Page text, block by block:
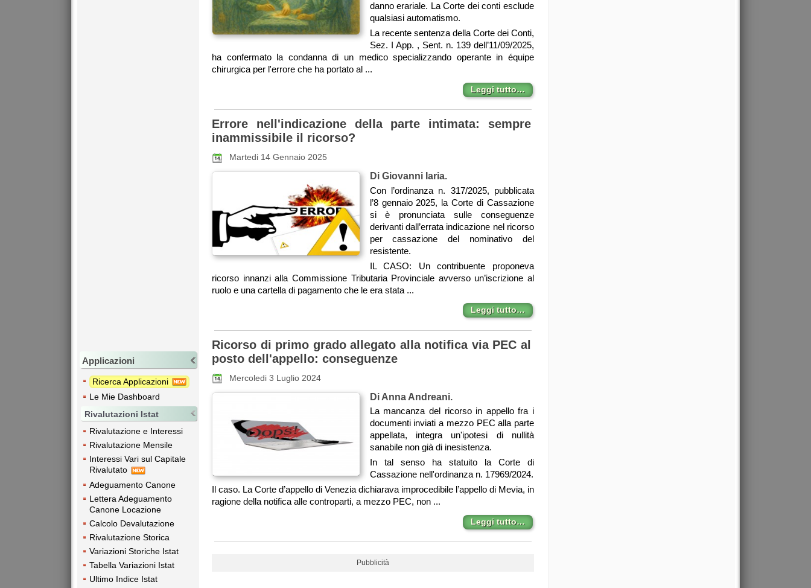
Applicazioni
Ricerca Applicazioni
Le Mie Dashboard
Rivalutazioni Istat
Rivalutazione e Interessi
Rivalutazione Mensile
Interessi Vari sul Capitale
Rivalutato
Adeguamento Canone
Lettera Adeguamento
Canone Locazione
Calcolo Devalutazione
Rivalutazione Storica
Variazioni Storiche Istat
Tabella Variazioni Istat
Ultimo Indice Istat
danno erariale. La Corte dei conti esclude
qualsiasi automatismo.
La recente sentenza della Corte dei Conti,
Sez. I App. , Sent. n. 139 dell’11/09/2025,
ha confermato la condanna di un medico specializzando operante in équipe
chirurgica per l'errore che ha portato al ...
Leggi tutto…
Errore nell'indicazione della parte intimata: sempre
inammissibile il ricorso?
Martedi 14 Gennaio 2025
Di Giovanni Iaria.
Con l’ordinanza n. 317/2025, pubblicata
l’8 gennaio 2025, la Corte di Cassazione
si è pronunciata sulle conseguenze
derivanti dall’errata indicazione nel ricorso
per cassazione del nominativo del
resistente.
IL CASO: Un contribuente proponeva
ricorso innanzi alla Commissione Tributaria Provinciale avverso un’iscrizione al
ruolo e una cartella di pagamento che le era stata ...
Leggi tutto…
Ricorso di primo grado allegato alla notifica via PEC al
posto dell'appello: conseguenze
Mercoledi 3 Luglio 2024
Di Anna Andreani.
La mancanza del ricorso in appello fra i
documenti inviati a mezzo PEC alla parte
appellata, integra un'ipotesi di nullità
sanabile non già di inesistenza.
In tal senso ha statuito la Corte di
Cassazione nell'ordinanza n. 17969/2024.
Il caso. La Corte d’appello di Venezia dichiarava improcedibile l’appello di Mevia, in
ragione della notifica alle controparti, a mezzo PEC, non ...
Leggi tutto…
Pubblicità